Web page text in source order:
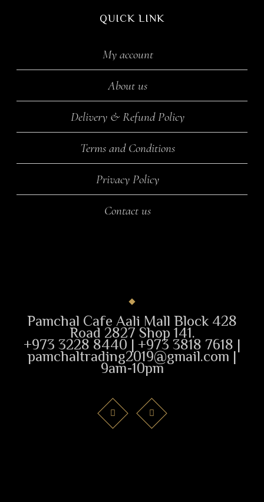
QUICK LINK
My account
About us
Delivery & Refund Policy
Terms and Conditions
Privacy Policy
Contact us
Pamchal Cafe Aali Mall Block 428
Road 2827 Shop 141.
+973 3228 8440 | +973 3818 7618 |
pamchaltrading2019@gmail.com |
9am-10pm